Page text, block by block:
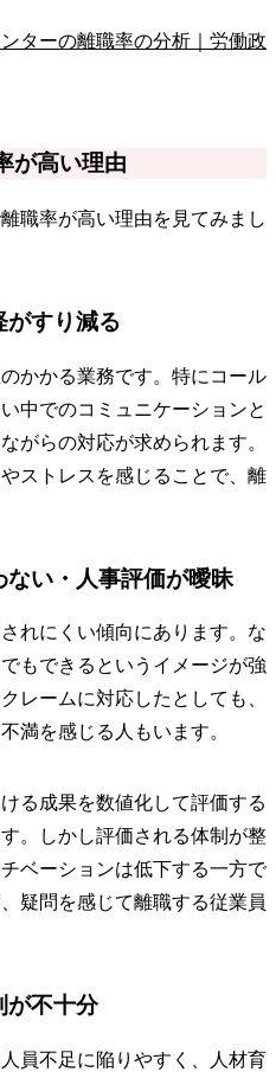
ターの離職率の分析｜労働政
が高い理由
職率が高い理由を見てみまし
がすり減る
かかる業務です。特にコール
中でのコミュニケーションと
がらの対応が求められます。
ストレスを感じることで、離
ない・人事評価が曖昧
れにくい傾向にあります。な
もできるというイメージが強
レームに対応したとしても、
満を感じる人もいます。
る成果を数値化して評価する
。しかし評価される体制が整
ベーションは低下する一方で
疑問を感じて離職する従業員
が不十分
員不足に陥りやすく、人材育